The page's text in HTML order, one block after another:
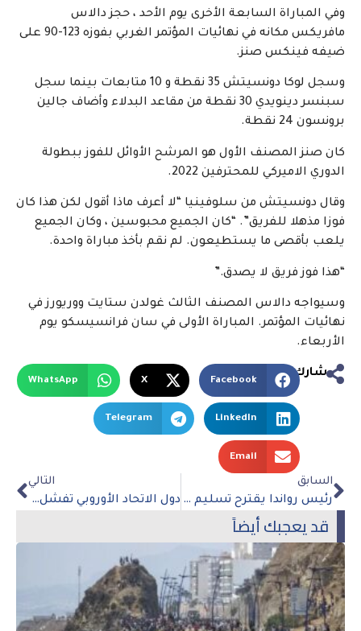
وفي المباراة السابعة الأخرى يوم الأحد ، حجز دالاس
مافريكس مكانه في نهائيات المؤتمر الغربي بفوزه 123-90 على
ضيفه فينكس صنز.
وسجل لوكا دونسيتش 35 نقطة و 10 متابعات بينما سجل
سبنسر دينويدي 30 نقطة من مقاعد البدلاء وأضاف جالين
برونسون 24 نقطة.
كان صنز المصنف الأول هو المرشح الأوائل للفوز ببطولة
الدوري الاميركي للمحترفين 2022.
وقال دونسيتش من سلوفينيا “لا أعرف ماذا أقول لكن هذا كان
فوزا مذهلا للفريق”. “كان الجميع محبوسين ، وكان الجميع
يلعب بأقصى ما يستطيعون. لم نقم بأخذ مباراة واحدة.
“هذا فوز فريق لا يصدق.”
وسيواجه دالاس المصنف الثالث غولدن ستايت ووريورز في
نهائيات المؤتمر. المباراة الأولى في سان فرانسيسكو يوم
الأربعاء.
شارك
Facebook
X
WhatsApp
LinkedIn
Telegram
Email
السابق
رئيس رواندا يقترح تسليم المملكة المتحدة المشتبه في ارتكابهم جرائم الإبادة الجماعية بعد صفقة اللجوء
التالي
دول الاتحاد الأوروبي تفشل في الاتفاق على حظر النفط الروسي
قد يعجبك أيضاً